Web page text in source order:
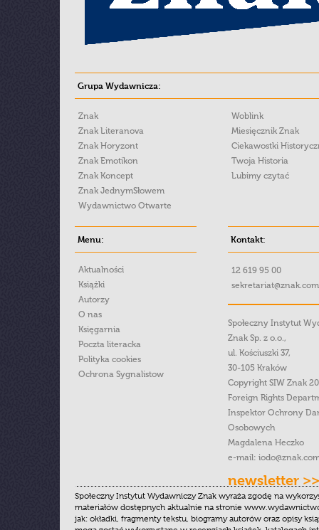
Grupa Wydawnicza:
Znak
Znak Literanova
Znak Horyzont
Znak Emotikon
Znak Koncept
Znak JednymSłowem
Wydawnictwo Otwarte
Woblink
Miesięcznik Znak
Ciekawostki
Twoja Historia
Lubimy czytać
Menu:
Aktualności
Książki
Autorzy
O nas
Księgarnia
Poczta literacka
Polityka cookies
Ochrona Sygnalistow
Kontakt:
12 619 95 00
Społeczny Instytut
Znak Sp. z o.o.,
ul. Kościuszki 37,
30-105 Kraków
Copyright SIW Znak
Foreign Rights
Inspektor Ochrony
Osobowych
Magdalena Heczko
e-mail:
newsletter >>
Społeczny Instytut Wydawniczy Znak wyraża zgodę na
materiałów dostępnych aktualnie na stronie
jak: okładki, fragmenty tekstu, biogramy autorów oraz opisy